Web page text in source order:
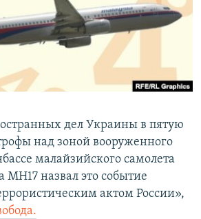
КРЫМА
дел Украины в пятую
над зоной вооруженного
малайзийского самолета
MH17 назвал это событие
актом России»,